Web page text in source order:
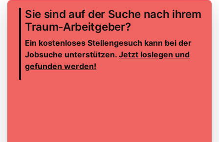
Sie sind auf der Suche nach ihrem
Traum-Arbeitgeber?
Ein kostenloses Stellengesuch kann bei der
Jobsuche unterstützen. Jetzt loslegen und
gefunden werden!